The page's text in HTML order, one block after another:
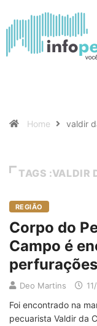
Home valdir
TAGS :VALDIR
REGIÃO
Corpo do
Campo é
perfurações
Deo Martins
Foi encontrado na
pecuarista Valdir da